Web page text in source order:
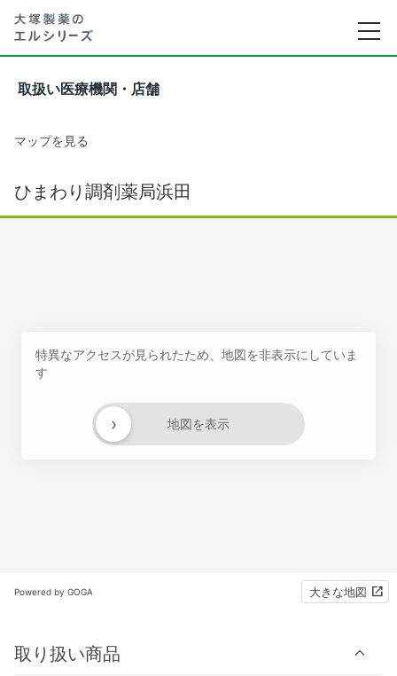
取扱い医療機関・店舗
マップを見る
ひまわり調剤薬局浜田
特異なアクセスが見られたため、地図を非表示にしていま
す
地図を表示
›
Powered by GOGA 大きな地図
取り扱い商品